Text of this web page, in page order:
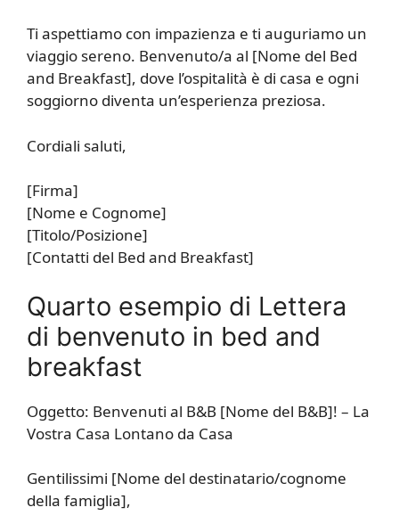
Ti aspettiamo con impazienza e ti auguriamo un
viaggio sereno. Benvenuto/a al [Nome del Bed
and Breakfast], dove l’ospitalità è di casa e ogni
soggiorno diventa un’esperienza preziosa.
Cordiali saluti,
[Firma]
[Nome e Cognome]
[Titolo/Posizione]
[Contatti del Bed and Breakfast]
Quarto esempio di Lettera
di benvenuto in bed and
breakfast
Oggetto: Benvenuti al B&B [Nome del B&B]! – La
Vostra Casa Lontano da Casa
Gentilissimi [Nome del destinatario/cognome
della famiglia],